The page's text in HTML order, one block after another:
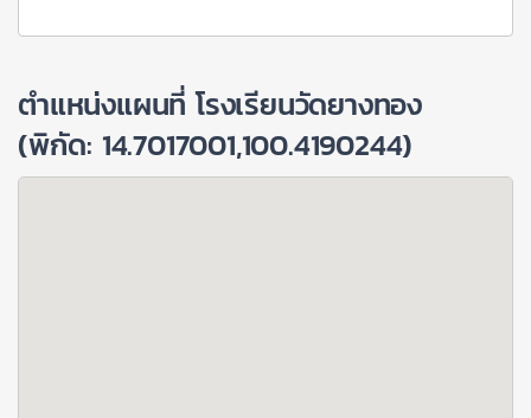
ตำแหน่งแผนที่ โรงเรียนวัดยางทอง
(พิกัด: 14.7017001,100.4190244)